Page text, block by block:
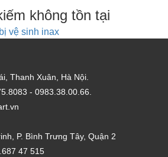
không tồn tại
vệ sinh inax
Thanh Xuân, Hà Nội.
- 0983.38.00.66.
P. Bình Trưng Tây, Quận 2
47 515